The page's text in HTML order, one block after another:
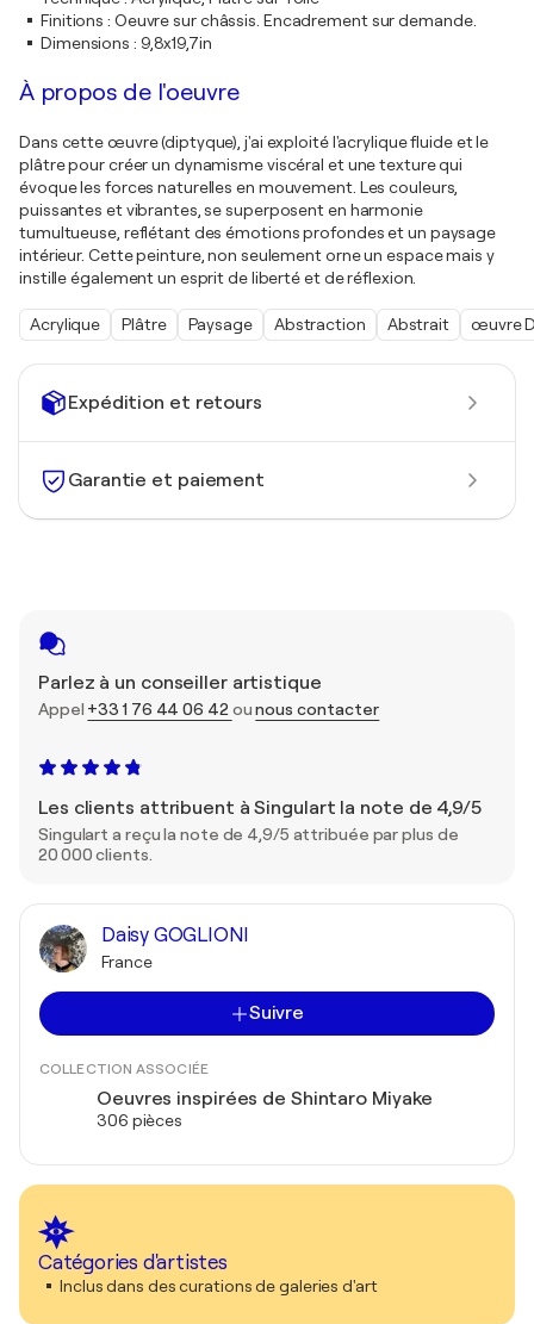
Expédition et retours
Garantie et paiement
Parlez à un conseiller artistique
Appel +33 1 76 44 06 42ounous contacter
Les clients attribuent à Singulart la note de 4,9/5
Singulart a reçu la note de 4,9/5 attribuée par plus de
20 000 clients.
Daisy GOGLIONI
France
Suivre
COLLECTION ASSOCIÉE
Oeuvres inspirées de Shintaro Miyake
306 pièces
Catégories d'artistes
Inclus dans des curations de galeries d'art
Finitions : Oeuvre sur châssis. Encadrement sur demande.
Dimensions : 9,8x19,7in
À propos de l'oeuvre
Dans cette œuvre (diptyque), j'ai exploité l'acrylique fluide et le
plâtre pour créer un dynamisme viscéral et une texture qui
évoque les forces naturelles en mouvement. Les couleurs,
puissantes et vibrantes, se superposent en harmonie
tumultueuse, reflétant des émotions profondes et un paysage
intérieur. Cette peinture, non seulement orne un espace mais y
instille également un esprit de liberté et de réflexion.
Acrylique Plâtre Paysage Abstraction Abstrait œuvre